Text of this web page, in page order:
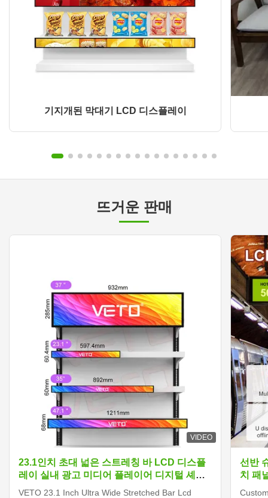
기지개된 막대기 LCD 디스플레이
뜨거운 판매
VIDEO
23.1인치 초대 넓은 스트레칭 바 LCD 디스플
레이 실내 광고 미디어 플레이어 디지털 셰프
엣지 화면
VETO 23.1 Inch Ultra Wide Stretched Bar Lcd
선반
치 패